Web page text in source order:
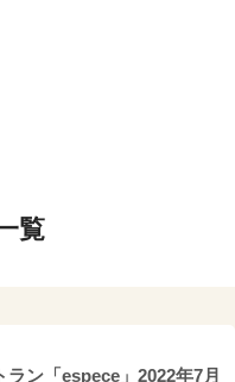
覧
ン「espece」2022年7月